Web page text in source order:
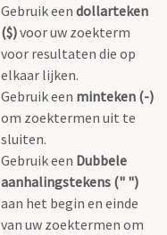
Gebruik een dollarteken
($)voor uw zoekterm
voor resultaten die op
elkaar lijken.
Gebruik een minteken (-)
om zoektermen uit te
sluiten.
Gebruik een Dubbele
aanhalingstekens (" ")
aan het begin en einde
van uw zoektermen om